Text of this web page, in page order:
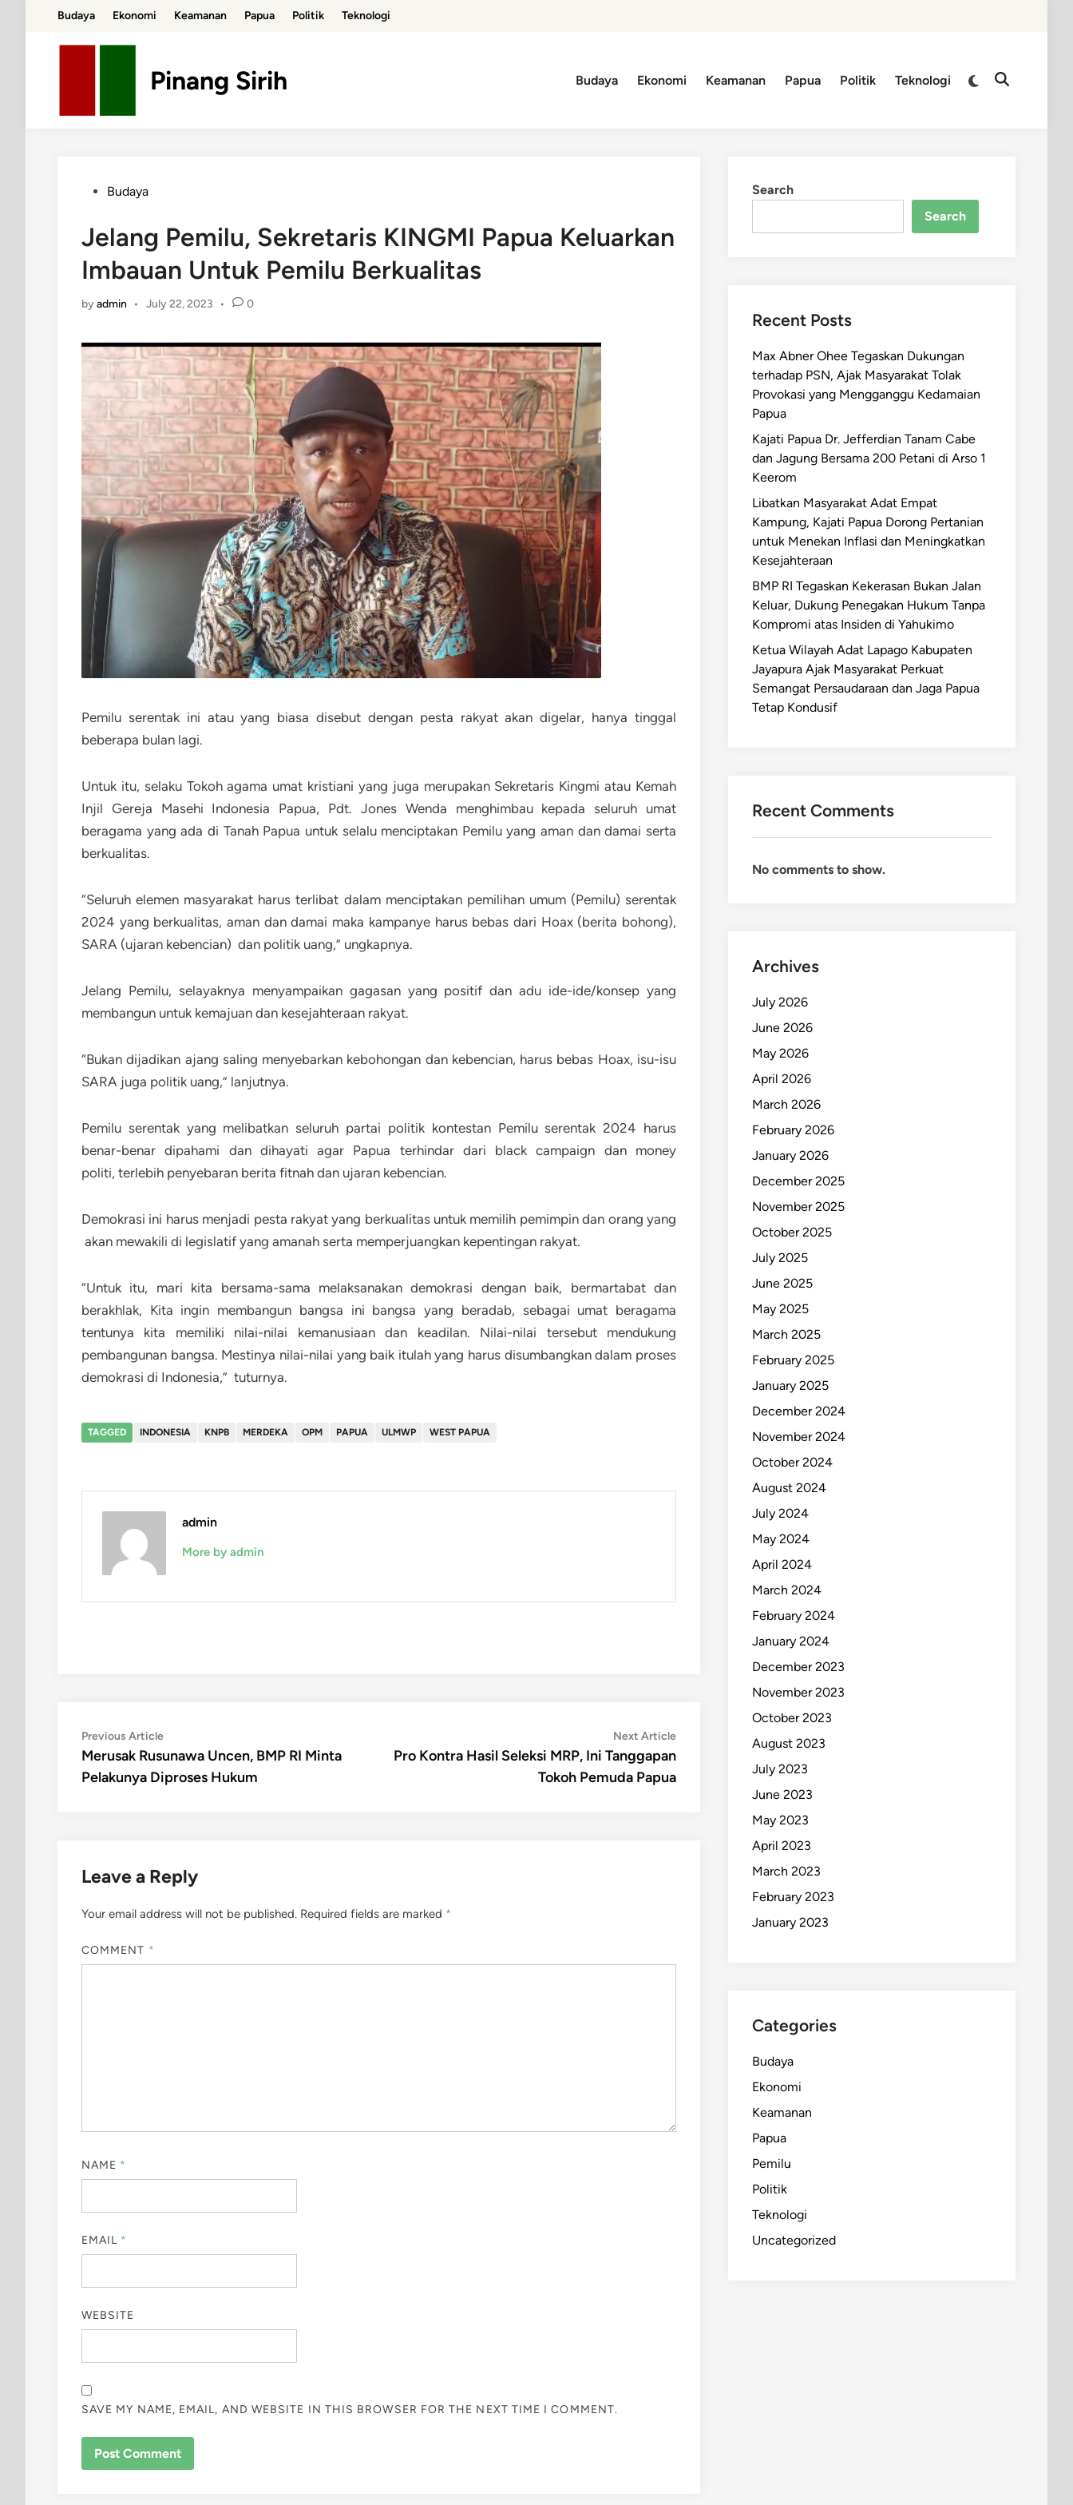
content
Budaya Ekonomi Keamanan Papua Politik Teknologi
Pinang Sirih Budaya Ekonomi Keamanan Papua Politik Teknologi
Switch
to
Open
PostedBudaya
Jelang Pemilu, Sekretaris KINGMI Papua Keluarkan
Imbauan Untuk Pemilu Berkualitas
byadmin • July 22, 2023 • 0
Pemilu serentak ini atau yang biasa disebut dengan pesta rakyat akan digelar, hanya tinggal
beberapa bulan lagi.
Untuk itu, selaku Tokoh agama umat kristiani yang juga merupakan Sekretaris Kingmi atau Kemah
Injil Gereja Masehi Indonesia Papua, Pdt. Jones Wenda menghimbau kepada seluruh umat
beragama yang ada di Tanah Papua untuk selalu menciptakan Pemilu yang aman dan damai serta
berkualitas.
“Seluruh elemen masyarakat harus terlibat dalam menciptakan pemilihan umum (Pemilu) serentak
2024 yang berkualitas, aman dan damai maka kampanye harus bebas dari Hoax (berita bohong),
SARA (ujaran kebencian) dan politik uang,” ungkapnya.
Jelang Pemilu, selayaknya menyampaikan gagasan yang positif dan adu ide-ide/konsep yang
membangun untuk kemajuan dan kesejahteraan rakyat.
“Bukan dijadikan ajang saling menyebarkan kebohongan dan kebencian, harus bebas Hoax, isu-isu
SARA juga politik uang,” lanjutnya.
Pemilu serentak yang melibatkan seluruh partai politik kontestan Pemilu serentak 2024 harus
benar-benar dipahami dan dihayati agar Papua terhindar dari black campaign dan money
politi, terlebih penyebaran berita fitnah dan ujaran kebencian.
Demokrasi ini harus menjadi pesta rakyat yang berkualitas untuk memilih pemimpin dan orang yang
akan mewakili di legislatif yang amanah serta memperjuangkan kepentingan rakyat.
“Untuk itu, mari kita bersama-sama melaksanakan demokrasi dengan baik, bermartabat dan
berakhlak, Kita ingin membangun bangsa ini bangsa yang beradab, sebagai umat beragama
tentunya kita memiliki nilai-nilai kemanusiaan dan keadilan. Nilai-nilai tersebut mendukung
pembangunan bangsa. Mestinya nilai-nilai yang baik itulah yang harus disumbangkan dalam proses
demokrasi di Indonesia,” tuturnya.
TAGGED INDONESIA KNPB MERDEKA OPM PAPUA ULMWP WEST PAPUA
admin
More by admin
Post
navigation
Previous ArticlePrevious
article:
Merusak Rusunawa Uncen, BMP RI Minta
Pelakunya Diproses Hukum
Next ArticleNext
article:
Pro Kontra Hasil Seleksi MRP, Ini Tanggapan
Tokoh Pemuda Papua
Leave a Reply
Your email address will not be published. Required fields are marked *
COMMENT *
NAME *
EMAIL *
WEBSITE
SAVE MY NAME, EMAIL, AND WEBSITE IN THIS BROWSER FOR THE NEXT TIME I COMMENT.
Search
Search
Recent Posts
Max Abner Ohee Tegaskan Dukungan
terhadap PSN, Ajak Masyarakat Tolak
Provokasi yang Mengganggu Kedamaian
Papua
Kajati Papua Dr. Jefferdian Tanam Cabe
dan Jagung Bersama 200 Petani di Arso 1
Keerom
Libatkan Masyarakat Adat Empat
Kampung, Kajati Papua Dorong Pertanian
untuk Menekan Inflasi dan Meningkatkan
Kesejahteraan
BMP RI Tegaskan Kekerasan Bukan Jalan
Keluar, Dukung Penegakan Hukum Tanpa
Kompromi atas Insiden di Yahukimo
Ketua Wilayah Adat Lapago Kabupaten
Jayapura Ajak Masyarakat Perkuat
Semangat Persaudaraan dan Jaga Papua
Tetap Kondusif
Recent Comments
No comments to show.
Archives
July 2026
June 2026
May 2026
April 2026
March 2026
February 2026
January 2026
December 2025
November 2025
October 2025
July 2025
June 2025
May 2025
March 2025
February 2025
January 2025
December 2024
November 2024
October 2024
August 2024
July 2024
May 2024
April 2024
March 2024
February 2024
January 2024
December 2023
November 2023
October 2023
August 2023
July 2023
June 2023
May 2023
April 2023
March 2023
February 2023
January 2023
Categories
Budaya
Ekonomi
Keamanan
Papua
Pemilu
Politik
Teknologi
Uncategorized